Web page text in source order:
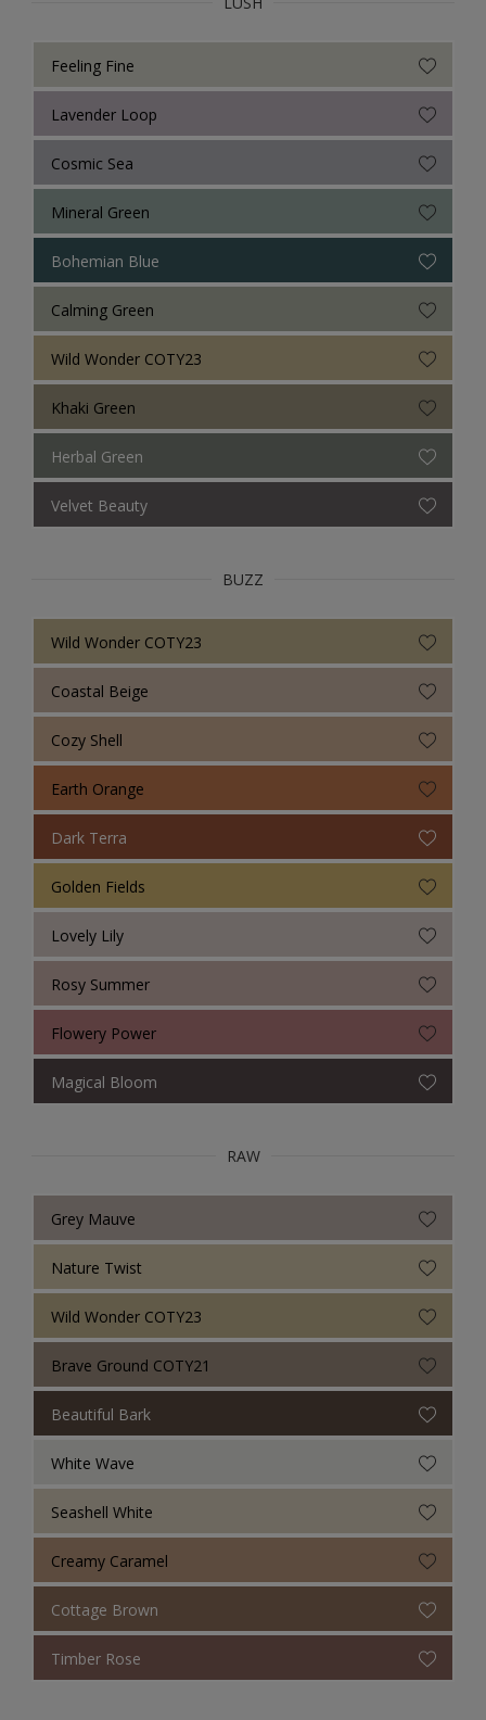
Feeling Fine
Lavender Loop
Cosmic Sea
Mineral Green
Bohemian Blue
Calming Green
Wild Wonder COTY23
Khaki Green
Herbal Green
Velvet Beauty
BUZZ
Wild Wonder COTY23
Coastal Beige
Cozy Shell
Earth Orange
Dark Terra
Golden Fields
Lovely Lily
Rosy Summer
Flowery Power
Magical Bloom
RAW
Grey Mauve
Nature Twist
Wild Wonder COTY23
Brave Ground COTY21
Beautiful Bark
White Wave
Seashell White
Creamy Caramel
Cottage Brown
Timber Rose